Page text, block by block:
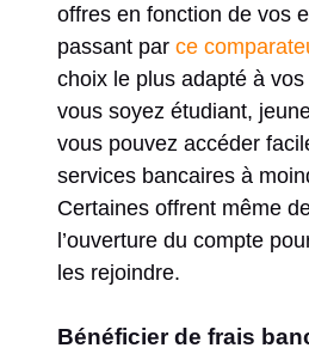
offres en fonction de vos
passant par ce
choix le plus adapté à
vous soyez étudiant,
vous pouvez accéder
services bancaires à
Certaines offrent même
l’ouverture du compte
les rejoindre.
Bénéficier de frais